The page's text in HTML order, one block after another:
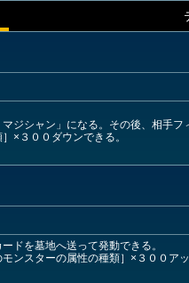
ジシャン」になる。その後、相手
×３００ダウンできる。
ドを墓地へ送って発動できる。
ンスターの属性の種類］×３００アッ